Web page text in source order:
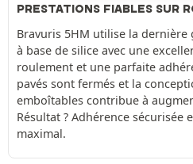
PRESTATIONS FIABLES SUR
Bravuris 5HM utilise la
à base de silice avec une
roulement et une parfaite
pavés sont fermés et la
emboîtables contribue à
Résultat ? Adhérence
maximal.